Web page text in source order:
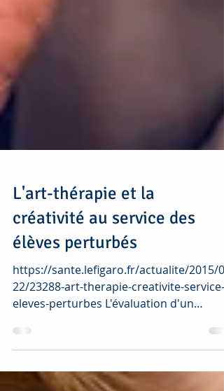
L'art-thérapie et la
créativité au service des
élèves perturbés
https://sante.lefigaro.fr/actualite/2015/
eleves-perturbes L'évaluation d'un
programme de...